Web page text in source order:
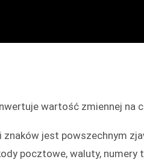
wartość zmiennej na
znaków jest powszechnym
pocztowe, waluty, numery